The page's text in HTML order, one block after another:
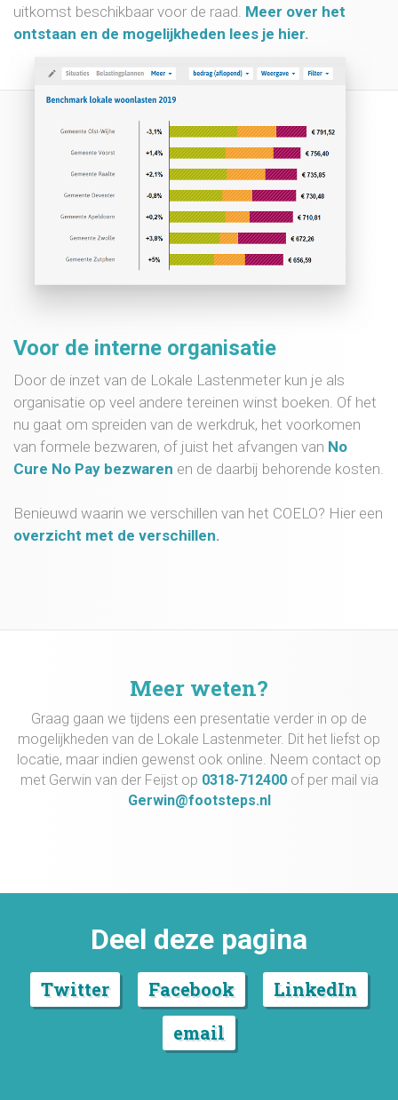
uitkomst beschikbaar voor de raad. Meer over het
ontstaan en de mogelijkheden lees je hier.
Voor de interne organisatie
Door de inzet van de Lokale Lastenmeter kun je als
organisatie op veel andere tereinen winst boeken. Of het
nu gaat om spreiden van de werkdruk, het voorkomen
van formele bezwaren, of juist het afvangen van No
Cure No Pay bezwaren en de daarbij behorende kosten.
Benieuwd waarin we verschillen van het COELO? Hier een
overzicht met de verschillen.
Meer weten?
Graag gaan we tijdens een presentatie verder in op de
mogelijkheden van de Lokale Lastenmeter. Dit het liefst op
locatie, maar indien gewenst ook online. Neem contact op
met Gerwin van der Feijst op 0318-712400 of per mail via
Gerwin@footsteps.nl
Deel deze pagina
Twitter Facebook
LinkedIn
email